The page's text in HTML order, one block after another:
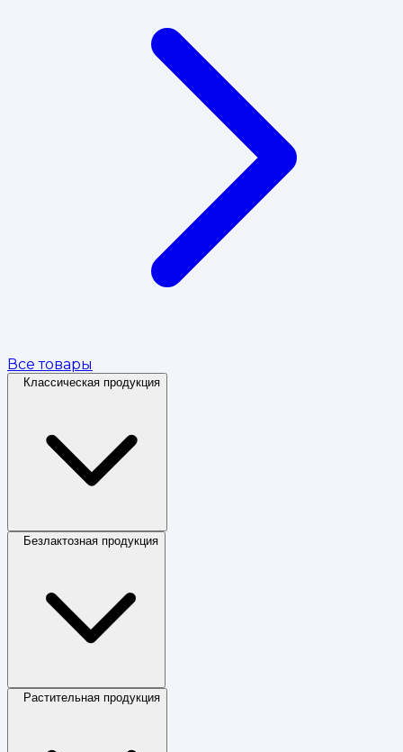
Все товары
Классическая продукция
Безлактозная продукция
Растительная продукция